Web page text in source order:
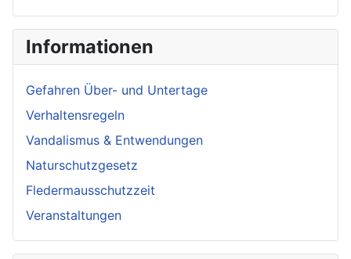
Informationen
Gefahren Über- und Untertage
Verhaltensregeln
Vandalismus & Entwendungen
Naturschutzgesetz
Fledermausschutzzeit
Veranstaltungen